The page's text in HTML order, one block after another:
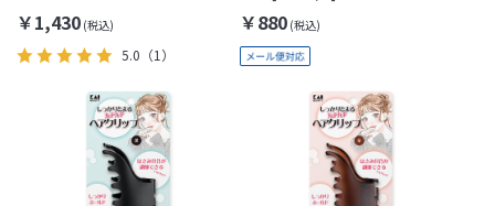
￥1,430
5.0 （1）
￥880